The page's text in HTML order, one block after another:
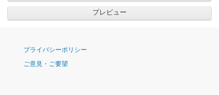
ナ
ゲ
プライバシーポリシー
ご意見・ご要望